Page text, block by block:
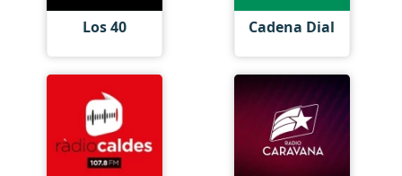
Los 40 Cadena Dial